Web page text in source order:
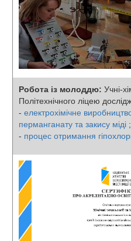
Робота із молоддю: Учні-
Політехнічного ліцею
-електрохімічне
перманганату та закису міді ;
- процес отримання